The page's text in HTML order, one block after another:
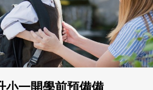
沒有人天生就擅長
在一次次「前所未
著孩子一起長大。
體遊戲，到獨立自
決問題的能力養成